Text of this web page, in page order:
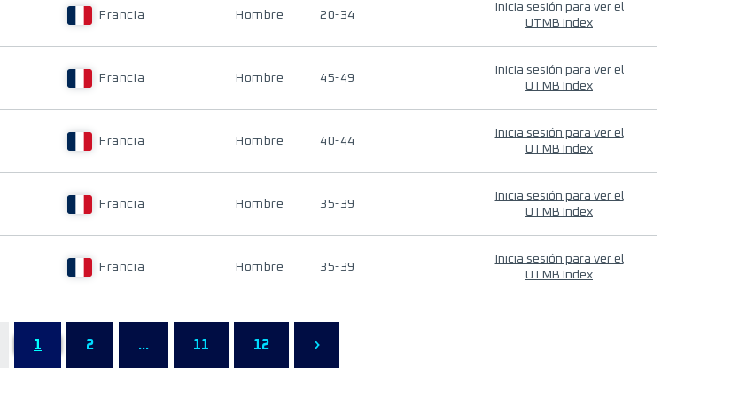
Francia Hombre 20-34
Inicia sesión para ver el
UTMB Index
Francia Hombre 45-49
Inicia sesión para ver el
UTMB Index
Francia Hombre 40-44
Inicia sesión para ver el
UTMB Index
Francia Hombre 35-39
Inicia sesión para ver el
UTMB Index
Francia Hombre 35-39
Inicia sesión para ver el
UTMB Index
1 2 ... 11 12